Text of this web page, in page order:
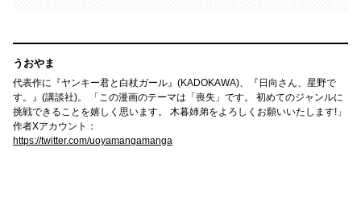
うおやま
代表作に『ヤンキー君と白杖ガール』(KADOKAWA)、『日向さん、星野で
す。』(講談社)。 「この漫画のテーマは「喪失」です。 初めてのジャンルに
挑戦できることを嬉しく思います。 木暮姉弟をよろしくお願いいたします!」
作者Xアカウント：
https://twitter.com/uoyamangamanga